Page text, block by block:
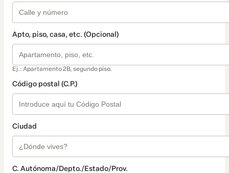
Apto, piso, casa, etc. (Opcional)
Ej.: Apartamento 2B, segundo piso.
Código postal (C.P.)
Ciudad
C. Autónoma/Depto./Estado/Prov.